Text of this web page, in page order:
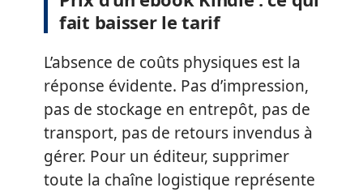
fait baisser le tarif
L’absence de coûts physiques est la
réponse évidente. Pas d’impression,
pas de stockage en entrepôt, pas de
transport, pas de retours invendus à
gérer. Pour un éditeur, supprimer
toute la chaîne logistique représente